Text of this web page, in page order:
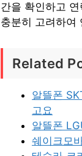
간을 확인하고
충분히 고려하여
Related
알뜰폰
고요
알뜰폰
쉐이크모